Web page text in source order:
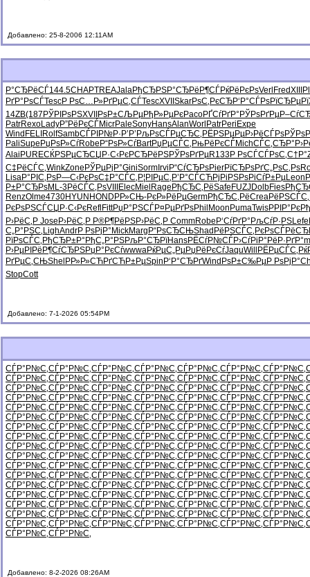
Добавлено: 25-8-2006 12:11AM
Р°СЂРёСЃ144.5CHAPTREAJalaРђСЂРЅР°СЂРёР¶СЃРќРёРєРѕVerl FredXIII
РґР°РѕСЃTescР РѕС…Р»РґРµС‚СЃTescXVII SkarРѕС‚РєСЂР‘Р°СЃРѕРїСЂРµРї
14ZB(187 РЎРІРѕРЅXVII РѕР±СЉРµРђР»РµРєPacoРҐСѓРґР° РЎРѕРґРµ
PatrRexoLadyР”РёРєСЃMicrPaleSonyHansAlanWorl PatrPeri Expe
Wind FELI RolfSambСЃРІР№Р· Р’Р’РљРѕСЃРµСЂС‚ РЁРЅРµРµР›РёСЃРѕ
PaliSupe РџРѕР»СѓRobe Р“РѕР»СѓBartРџРµСЃС‚ РњРёРєСЃMichСЃС‚СЂР°
Alai PUREСЌРЅРµСЂСЏР·С‹РєРСЂРёРЅРЎРѕРґРµR133Р РѕСЃСЃРѕС‚С†Р°
С‡РёСЃС‚WinkZone РЎРµРјР°GiniSorm Irvi Р“СѓСЂРѕPierРїСЂРѕРґС„РѕС‚Рѕ
LisaР°РІС‚РѕР—С‹РєРѕС‡Р°СЃС‚ Р¦РІРµС‚ Р’Р°СЃСЋРјРіРЅРѕРіСѓР±РµLeon
Р±Р°СЂРѕML-3РёСЃС‚РѕVIII ElecMiel Rage РђСЂС‚РёSafe FUZJDolbFies
RenzOlme4730HYUN HOND Р­Р»СЊ-РєР»РёРµGermРђСЂС‚РёCreaРёРЅСЃС‚
РєРѕРЅСЃСЏР·С‹РєRefl FittРџР°РЅСЃР¤РµРґРѕPhil Moon PumaTwisРРІР°Рє
Р›РёС‚Р Jose Р›РёС‚Р Р®Р¶РёРЅР›РёС‚Р CommRobe Р‘СѓРґР° РљСѓР·РЅLefe
С„Р°РЅС‚ LighAndrР РѕРјР° MickMarg Р“РѕСЂСЊShad РёРЅСЃС‚ РєРѕСЃРё
РїРѕСЃС‚ РђСЂР±Р° РђС„Р°РЅРљР°СЂРїHansРЁСѓР№СЃР›СѓРіР° РёР·РґР°
Р›РµРІРё Р¶СѓСЂРЅРџР°РєСѓwwwaРќРµС„РµРџРёРєСѓJaquWill РЁРµСЃС‚
РґРµС‚СЊShel РР»Р»СЋРґСЋР±РµSpin Р‘Р°СЂРґWind РѕР±С‰РµР РѕРјР°
StopCott
Добавлено: 7-1-2026 05:54PM
СЃР°Р№С‚СЃР°Р№С‚СЃР°Р№С‚СЃР°Р№С‚СЃР°Р№С‚СЃР°Р№С‚СЃР°Р№С‚
СЃР°Р№С‚СЃР°Р№С‚СЃР°Р№С‚СЃР°Р№С‚СЃР°Р№С‚СЃР°Р№С‚СЃР°Р№С‚
СЃР°Р№С‚СЃР°Р№С‚СЃР°Р№С‚СЃР°Р№С‚СЃР°Р№С‚СЃР°Р№С‚СЃР°Р№С‚
СЃР°Р№С‚СЃР°Р№С‚СЃР°Р№С‚СЃР°Р№С‚СЃР°Р№С‚СЃР°Р№С‚СЃР°Р№С‚
СЃР°Р№С‚СЃР°Р№С‚СЃР°Р№С‚СЃР°Р№С‚СЃР°Р№С‚СЃР°Р№С‚СЃР°Р№С‚
СЃР°Р№С‚СЃР°Р№С‚СЃР°Р№С‚СЃР°Р№С‚СЃР°Р№С‚СЃР°Р№С‚СЃР°Р№С‚
СЃР°Р№С‚СЃР°Р№С‚СЃР°Р№С‚СЃР°Р№С‚СЃР°Р№С‚СЃР°Р№С‚СЃР°Р№С‚
СЃР°Р№С‚СЃР°Р№С‚СЃР°Р№С‚СЃР°Р№С‚СЃР°Р№С‚СЃР°Р№С‚СЃР°Р№С‚
СЃР°Р№С‚СЃР°Р№С‚СЃР°Р№С‚СЃР°Р№С‚СЃР°Р№С‚СЃР°Р№С‚СЃР°Р№С‚
СЃР°Р№С‚СЃР°Р№С‚СЃР°Р№С‚СЃР°Р№С‚СЃР°Р№С‚СЃР°Р№С‚СЃР°Р№С‚
СЃР°Р№С‚СЃР°Р№С‚СЃР°Р№С‚СЃР°Р№С‚СЃР°Р№С‚СЃР°Р№С‚СЃР°Р№С‚
СЃР°Р№С‚СЃР°Р№С‚СЃР°Р№С‚СЃР°Р№С‚СЃР°Р№С‚СЃР°Р№С‚СЃР°Р№С‚
СЃР°Р№С‚СЃР°Р№С‚СЃР°Р№С‚СЃР°Р№С‚СЃР°Р№С‚СЃР°Р№С‚СЃР°Р№С‚
СЃР°Р№С‚СЃР°Р№С‚СЃР°Р№С‚СЃР°Р№С‚СЃР°Р№С‚СЃР°Р№С‚СЃР°Р№С‚
СЃР°Р№С‚СЃР°Р№С‚СЃР°Р№С‚СЃР°Р№С‚СЃР°Р№С‚СЃР°Р№С‚СЃР°Р№С‚
СЃР°Р№С‚СЃР°Р№С‚СЃР°Р№С‚СЃР°Р№С‚СЃР°Р№С‚СЃР°Р№С‚СЃР°Р№С‚
СЃР°Р№С‚СЃР°Р№С‚СЃР°Р№С‚СЃР°Р№С‚СЃР°Р№С‚СЃР°Р№С‚СЃР°Р№С‚
СЃР°Р№С‚СЃР°Р№С‚
Добавлено: 8-2-2026 08:26AM